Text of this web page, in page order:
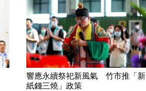
響應永續祭祀新風氣 竹市推「新
紙錢三燒」政策